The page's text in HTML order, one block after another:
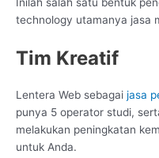
technology utamanya jasa
Tim Kreatif
Lentera Web sebagai jasa
punya 5 operator studi,
melakukan peningkatan
untuk Anda.